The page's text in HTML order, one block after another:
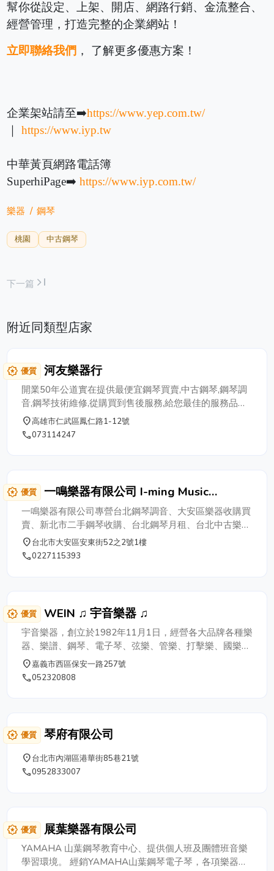
幫你從設定、上架、開店、網路行銷、金流整合、
經營管理，打造完整的企業網站！
立即聯絡我們 ， 了解更多優惠方案！
企業架站請至➡️https://www.yep.com.tw/
｜https://www.iyp.tw
中華黃頁網路電話簿
SuperhiPage➡️https://www.iyp.com.tw/
樂器 鋼琴
桃園 中古鋼琴
下一篇 last_page
附近同類型店家
award_star 優質 河友樂器行
開業50年公道實在提供最便宜鋼琴買賣,中古鋼琴,鋼琴調
音,鋼琴技術維修,從購買到售後服務,給您最佳的服務品質
與最便宜的價格，歡迎來電洽詢。
place高雄市仁武區鳳仁路1-12號
phone073114247
award_star 優質
一鳴樂器有限公司 I-ming Music
Instrument
一鳴樂器有限公司專營台北鋼琴調音、大安區樂器收購買
賣、新北市二手鋼琴收購、台北鋼琴月租、台北中古樂器
買賣、大安區高價收購鋼琴、樂器維修，電話 : 02-2711-
5393，住址 : 台北市大安區安東街52之2號1樓，
place台北市大安區安東街52之2號1樓
phone0227115393
award_star 優質 WEIN ♫ 宇音樂器 ♫
宇音樂器，創立於1982年11月1日，經營各大品牌各種樂
器、樂譜、鋼琴、電子琴、弦樂、管樂、打擊樂、國樂、
熱門樂器、音響設備、銷售以及維修。 宇音樂器，協助
眾多學梓進入音樂的殿堂，達成音樂的夢想～～舉凡鋼
質第一，價格低廉，服務用心，深受支持者愛戴。
place嘉義市西區保安一路257號
phone052320808
award_star 優質 琴府有限公司
place台北市內湖區港華街85巷21號
phone0952833007
award_star 優質 展葉樂器有限公司
YAMAHA 山葉鋼琴教育中心、提供個人班及團體班音樂
學習環境。 經銷YAMAHA山葉鋼琴電子琴，各項樂器教